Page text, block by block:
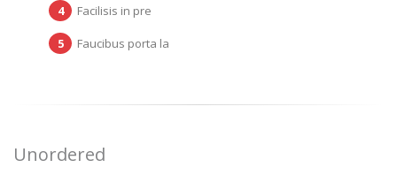
Facilisis in pre
Faucibus porta la
Unordered